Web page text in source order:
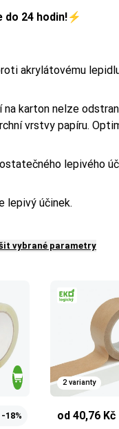
do 24 hodin!⚡
akrylátovému
na karton nelze
vrstvy papíru.
lepivého
lepivý účinek.
vybrané parametry
18%
2 varianty
od 40,76 Kč